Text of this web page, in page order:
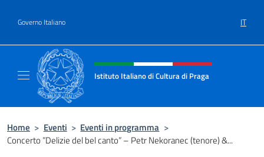
Governo Italiano IT
Intestazione sito, social e menù
Istituto Italiano di Cultura di Praga
Home > Eventi > Eventi in programma >
Concerto ”Delizie del bel canto” – Petr Nekoranec (tenore) &...